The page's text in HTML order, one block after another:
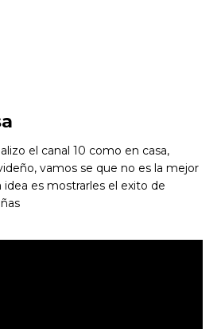
el canal 10 como en casa,
vamos se que no es la mejor
idea es mostrarles el exito de